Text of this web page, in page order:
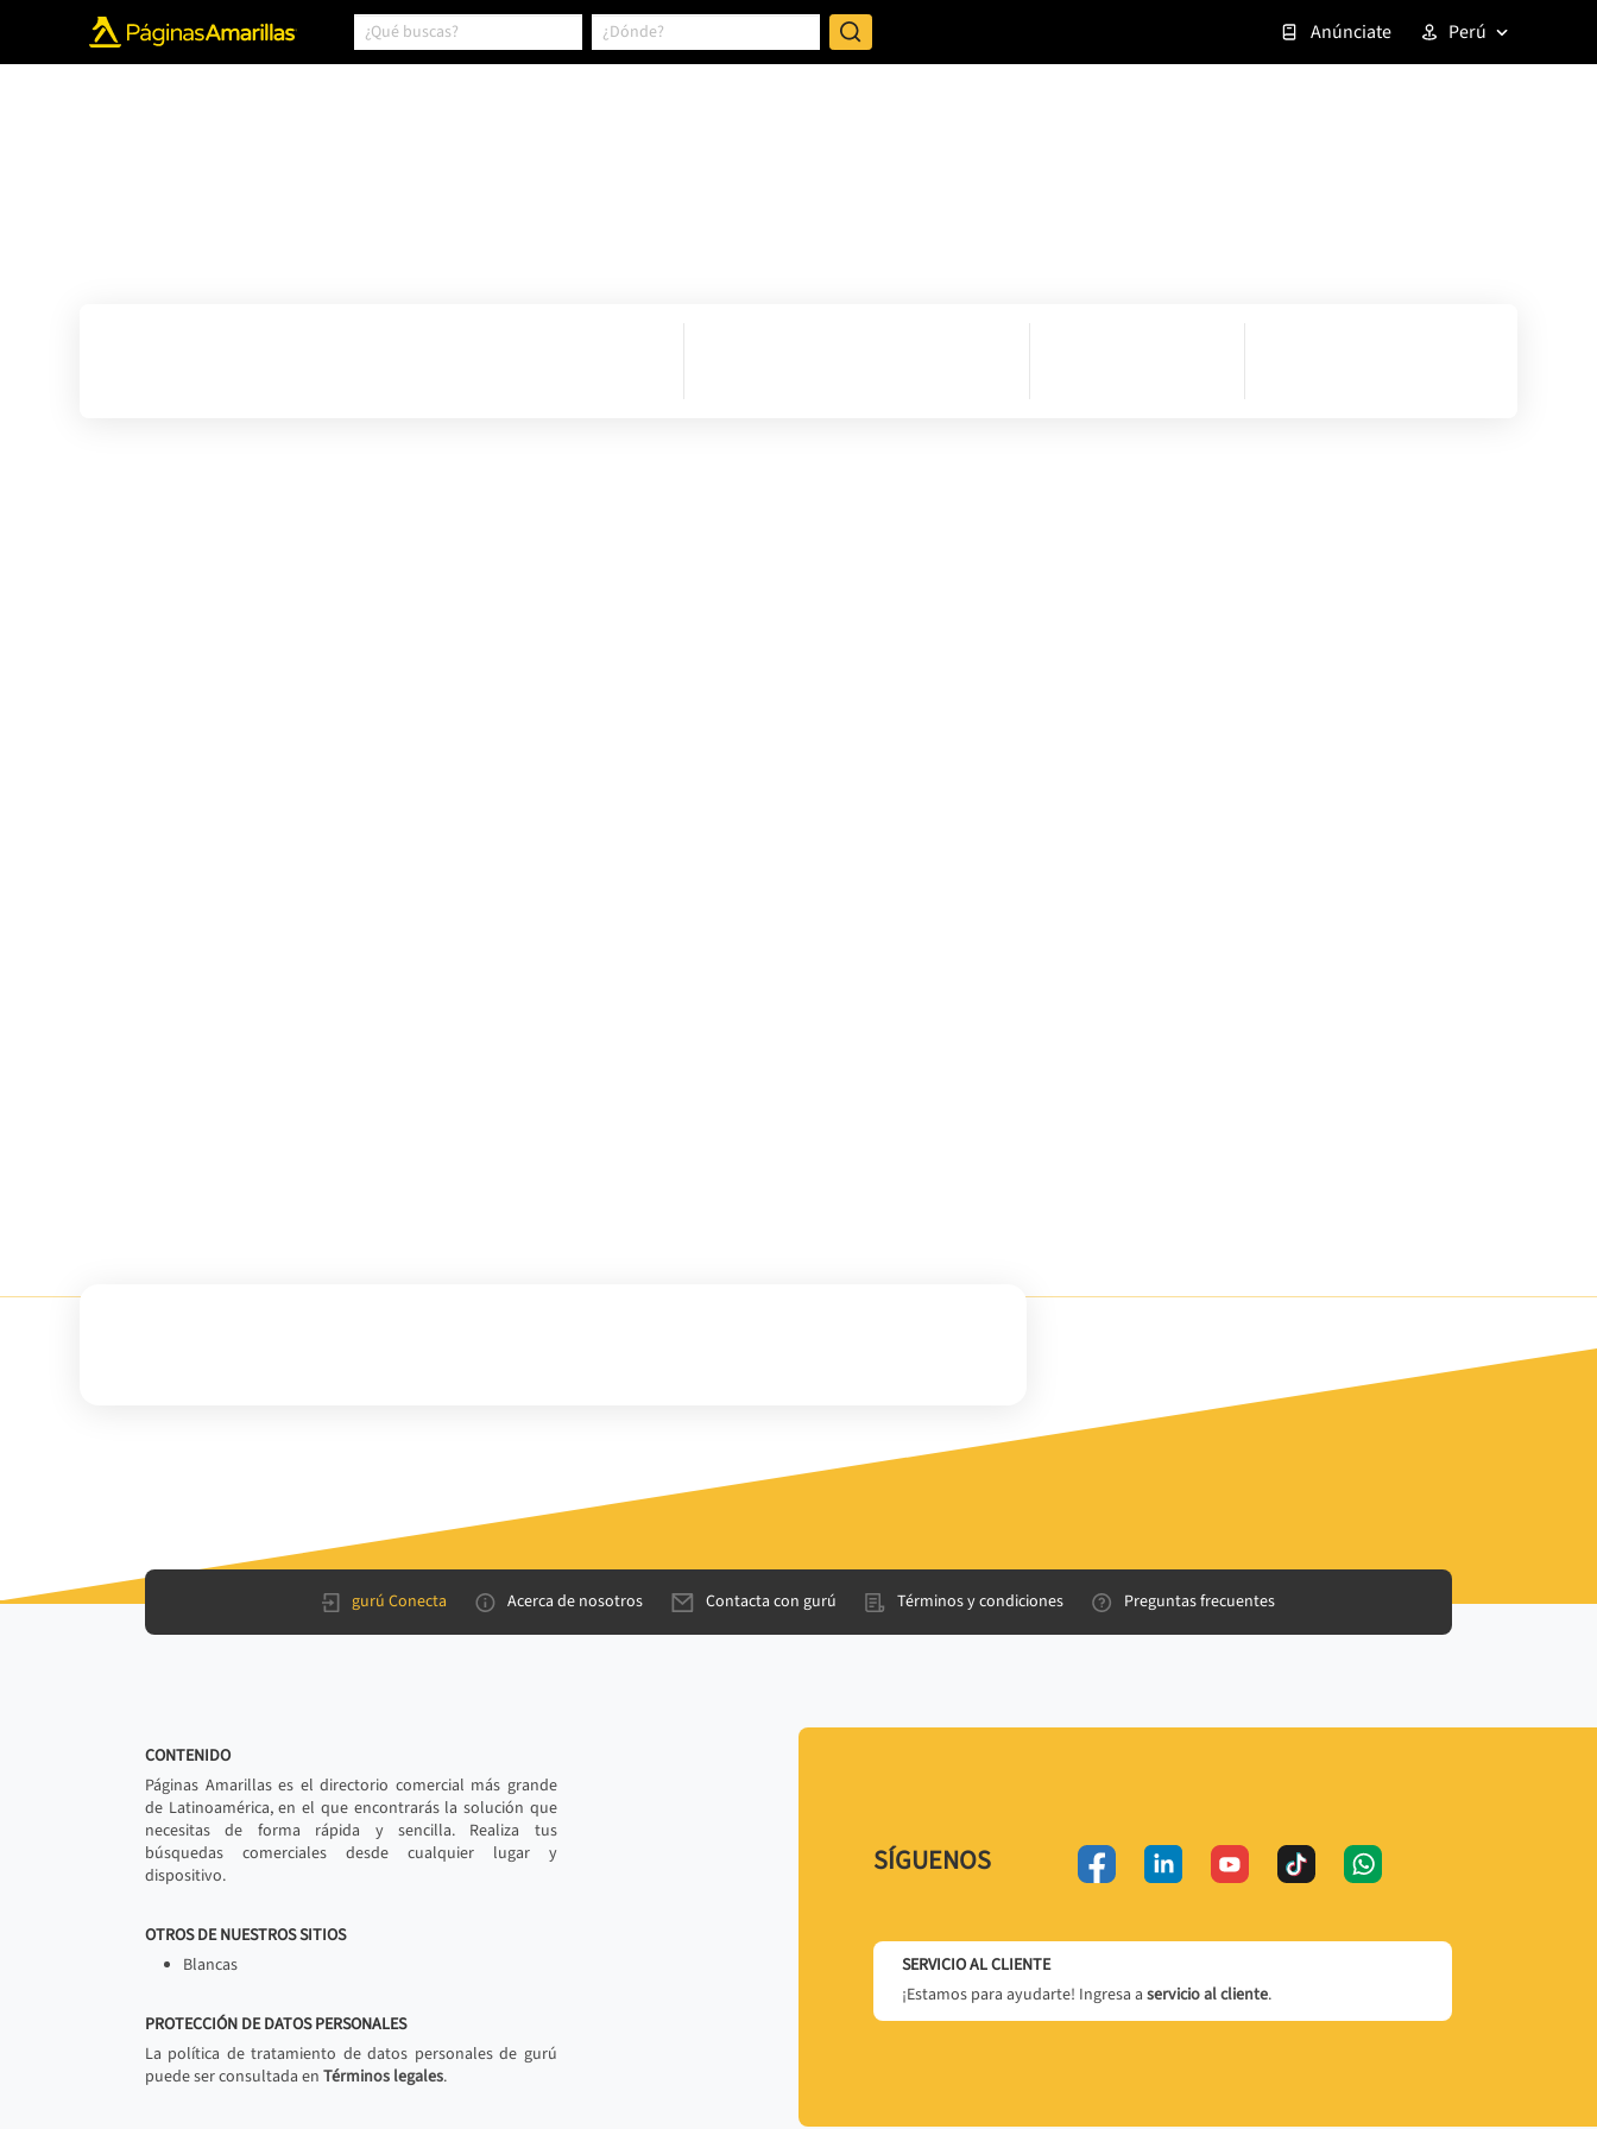
Anúnciate Perú
gurú Conecta Acerca de nosotros Contacta con gurú Términos y condiciones Preguntas frecuentes
CONTENIDO
Páginas Amarillas es el directorio comercial más grande
de Latinoamérica, en el que encontrarás la solución que
necesitas de forma rápida y sencilla. Realiza tus
búsquedas comerciales desde cualquier lugar y
dispositivo.
OTROS DE NUESTROS SITIOS
Blancas
PROTECCIÓN DE DATOS PERSONALES
La política de tratamiento de datos personales de gurú
puede ser consultada en Términos legales.
SÍGUENOS
SERVICIO AL CLIENTE
¡Estamos para ayudarte! Ingresa a servicio al cliente.